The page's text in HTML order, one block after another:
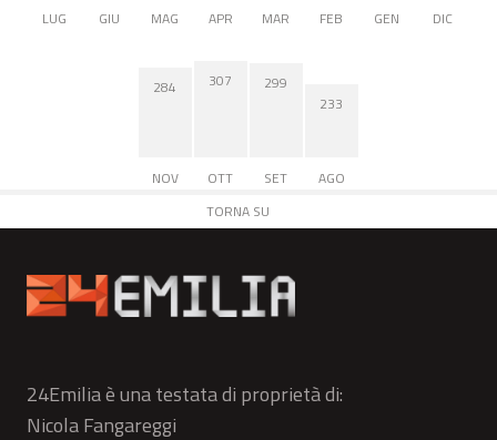
LUG GIU MAG APR MAR FEB GEN DIC
284
NOV
307
OTT
299
SET
233
AGO
TORNA SU
24Emilia è una testata di proprietà di:
Nicola Fangareggi